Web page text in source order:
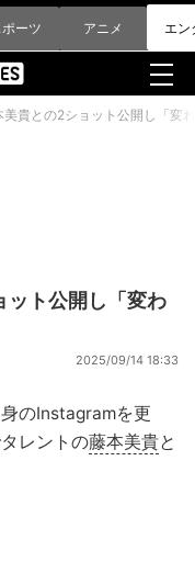
ポーツ アニメ エン
美貴との2ショット公開し「変
ット公開し「変わ
2025/09/14 18:33
のInstagramを更
レントの藤本美貴と